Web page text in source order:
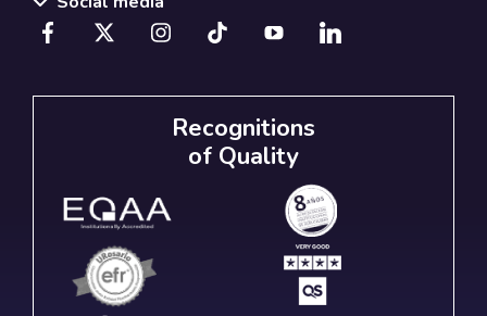
Recognitions
of Quality